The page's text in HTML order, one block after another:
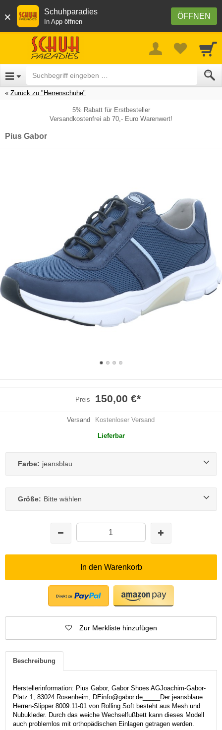
× ÖFFNEN
Schuhparadies
In App öffnen
Zurück zu "Herrenschuhe"
5% Rabatt für Erstbesteller
Versandkostenfrei ab 70,- Euro Warenwert!
Pius Gabor
Preis 150,00 €*
Versand Kostenloser Versand
Lieferbar
Farbe: jeansblau
Größe: Bitte wählen
In den Warenkorb
Zur Merkliste hinzufügen
Beschreibung
Herstellerinformation: Pius Gabor, Gabor Shoes AGJoachim-Gabor-
Platz 1, 83024 Rosenheim, DEinfo@gabor.de_____Der jeansblaue
Herren-Slipper 8009.11-01 von Rolling Soft besteht aus Mesh und
Nubukleder. Durch das weiche Wechselfußbett kann dieses Modell
auch problemlos mit orthopädischen Einlagen getragen werden.